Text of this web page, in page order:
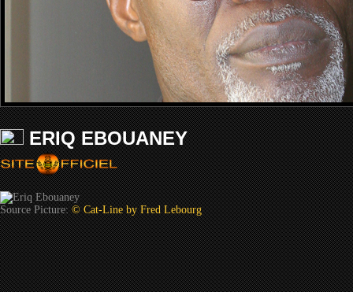
ERIQ EBOUANEY
Source Picture:© Cat-Line by Fred Lebourg